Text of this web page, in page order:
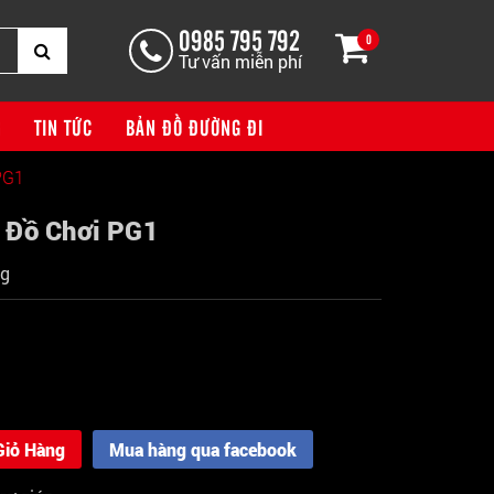
0
0985 795 792
Tư vấn miễn phí
TIN TỨC BẢN ĐỒ ĐƯỜNG ĐI
Chơi PG1
Hàng Mua hàng qua facebook